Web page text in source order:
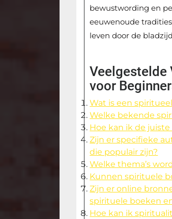
bewustwording en
eeuwenoude
leven door de
Veelgestelde
voor
Wat is een
Welke bekende
Hoe kan ik de
Zijn er specifieke
die populair zijn?
Welke thema’s
Kunnen spirituele
Zijn er online
spirituele boeken
Hoe kan ik